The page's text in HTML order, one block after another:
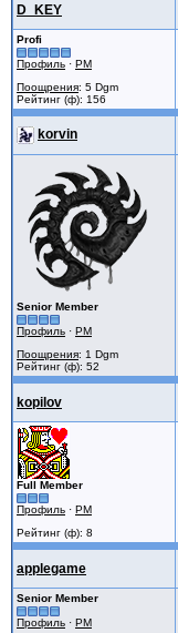
D_KEY
Profi
Профиль · PM
Поощрения: 5 Dgm
Рейтинг (ф): 156
korvin
Senior Member
Профиль · PM
Поощрения: 1 Dgm
Рейтинг (ф): 52
kopilov
Full Member
Профиль · PM
Рейтинг (ф): 8
applegame
Senior Member
Профиль · PM